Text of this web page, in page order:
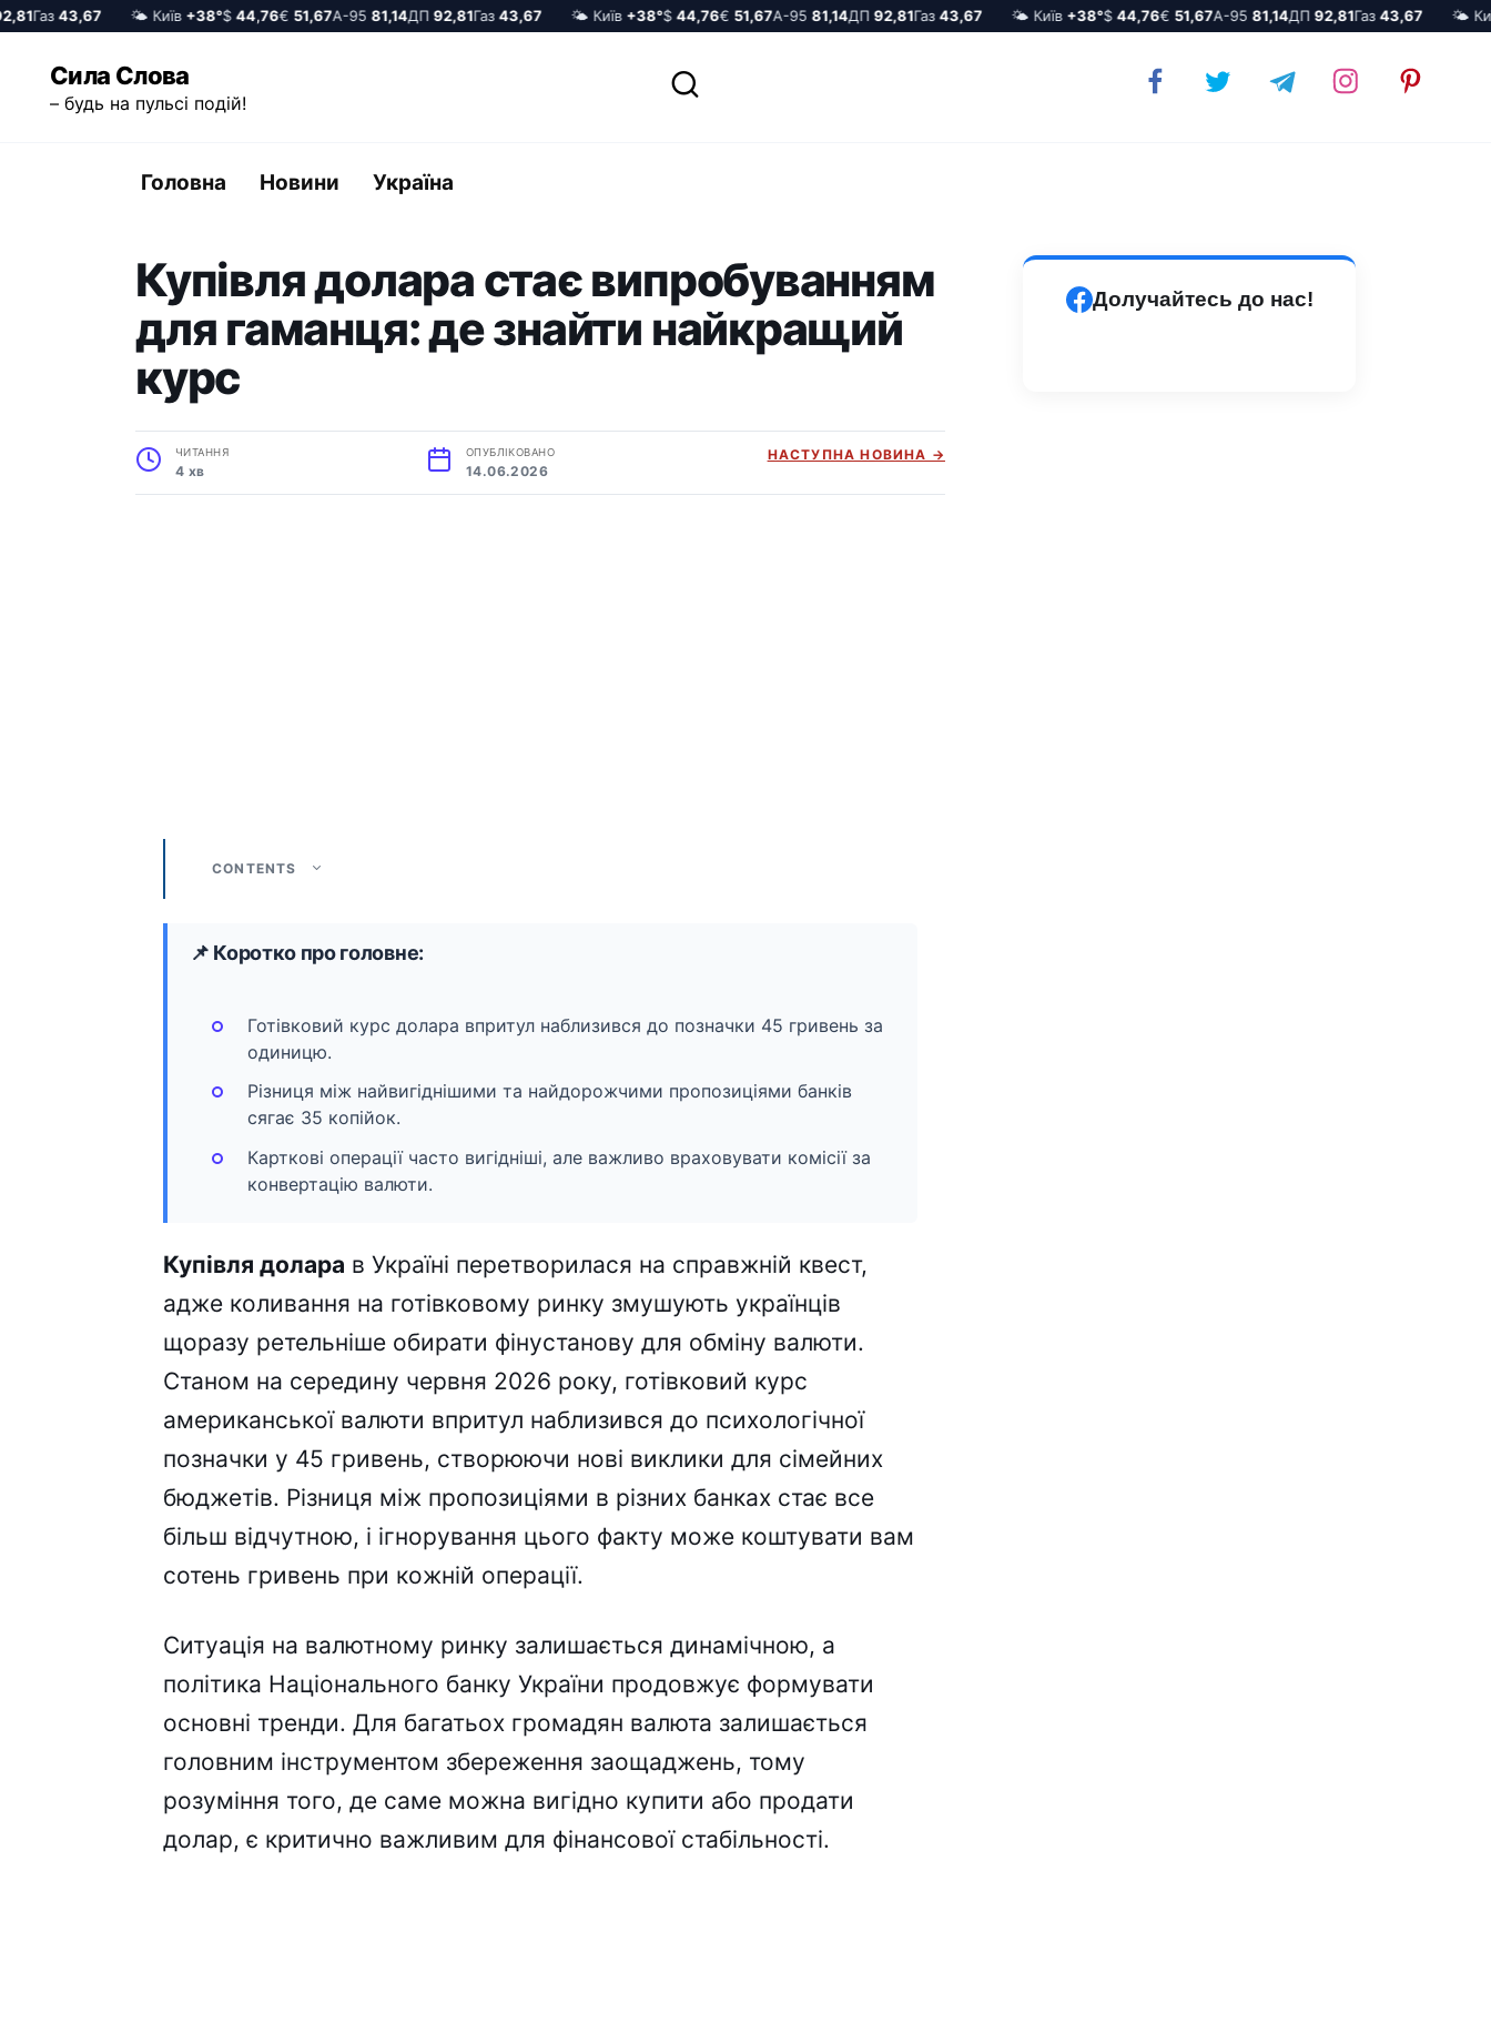
Газ43,67 🌤️ Київ+38°$44,76€51,67А-9581,14ДП92,81Газ43,67 🌤️ Київ+38°$44,76€51,67А-9581,14ДП92,81Газ43,67 🌤️ Київ+38°$44,76€51,67А-9581,14ДП92,81Газ43,67 🌤️ Київ
вмісту
Сила Слова
– будь на пульсі подій!
Головна Новини Україна
Купівля долара стає випробуванням
для гаманця: де знайти найкращий
курс
ЧИТАННЯ
4 хв
ОПУБЛІКОВАНО
14.06.2026
НАСТУПНА НОВИНА →
CONTENTS
📌 Коротко про головне:
Готівковий курс долара впритул наблизився до позначки 45 гривень за
одиницю.
Різниця між найвигіднішими та найдорожчими пропозиціями банків
сягає 35 копійок.
Карткові операції часто вигідніші, але важливо враховувати комісії за
конвертацію валюти.
Купівля долара в Україні перетворилася на справжній квест,
адже коливання на готівковому ринку змушують українців
щоразу ретельніше обирати фінустанову для обміну валюти.
Станом на середину червня 2026 року, готівковий курс
американської валюти впритул наблизився до психологічної
позначки у 45 гривень, створюючи нові виклики для сімейних
бюджетів. Різниця між пропозиціями в різних банках стає все
більш відчутною, і ігнорування цього факту може коштувати вам
сотень гривень при кожній операції.
Ситуація на валютному ринку залишається динамічною, а
політика Національного банку України продовжує формувати
основні тренди. Для багатьох громадян валюта залишається
головним інструментом збереження заощаджень, тому
розуміння того, де саме можна вигідно купити або продати
долар, є критично важливим для фінансової стабільності.
Долучайтесь до нас!